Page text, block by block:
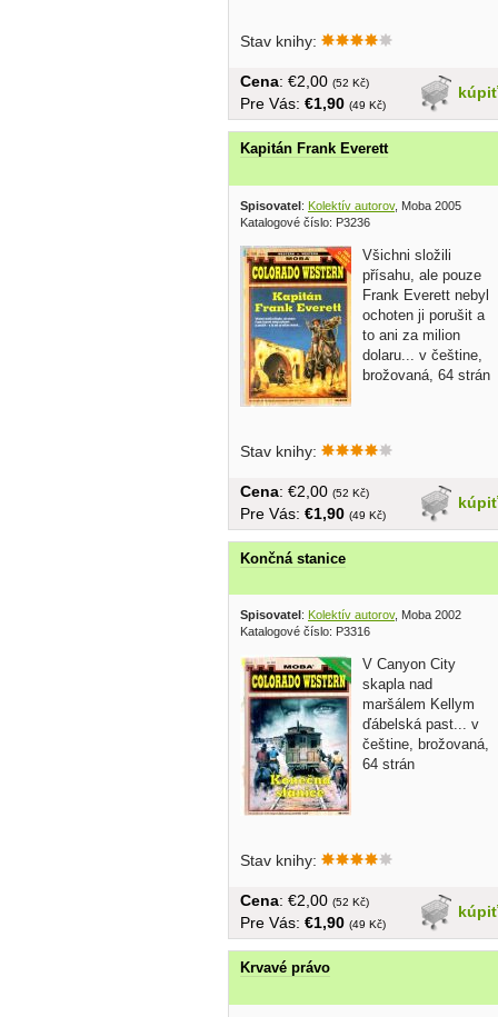
Stav knihy:
kúpiť
Cena: €2,00 (52 Kč)
Pre Vás: €1,90 (49 Kč)
Kapitán Frank Everett
Spisovatel: Kolektív autorov, Moba 2005
Katalogové číslo: P3236
Všichni složili
přísahu, ale pouze
Frank Everett nebyl
ochoten ji porušit a
to ani za milion
dolaru... v češtine,
brožovaná, 64 strán
Stav knihy:
kúpiť
Cena: €2,00 (52 Kč)
Pre Vás: €1,90 (49 Kč)
Končná stanice
Spisovatel : Kolektív autorov, Moba 2002
Katalogové číslo: P3316
V Canyon City
skapla nad
maršálem Kellym
ďábelská past... v
češtine, brožovaná,
64 strán
Stav knihy:
kúpiť
Cena: €2,00 (52 Kč)
Pre Vás: €1,90 (49 Kč)
Krvavé právo